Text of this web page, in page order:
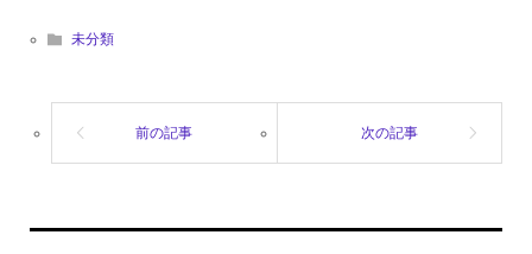
未分類